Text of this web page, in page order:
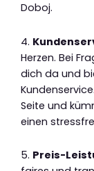
Doboj.
4.
Herzen. Bei
dich da und
Seite und
einen
5. Preis-